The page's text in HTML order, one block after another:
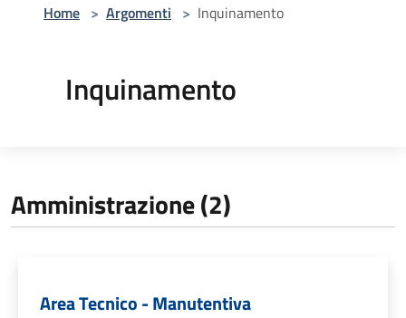
Home > Argomenti > Inquinamento
Inquinamento
Amministrazione (2)
Area Tecnico - Manutentiva